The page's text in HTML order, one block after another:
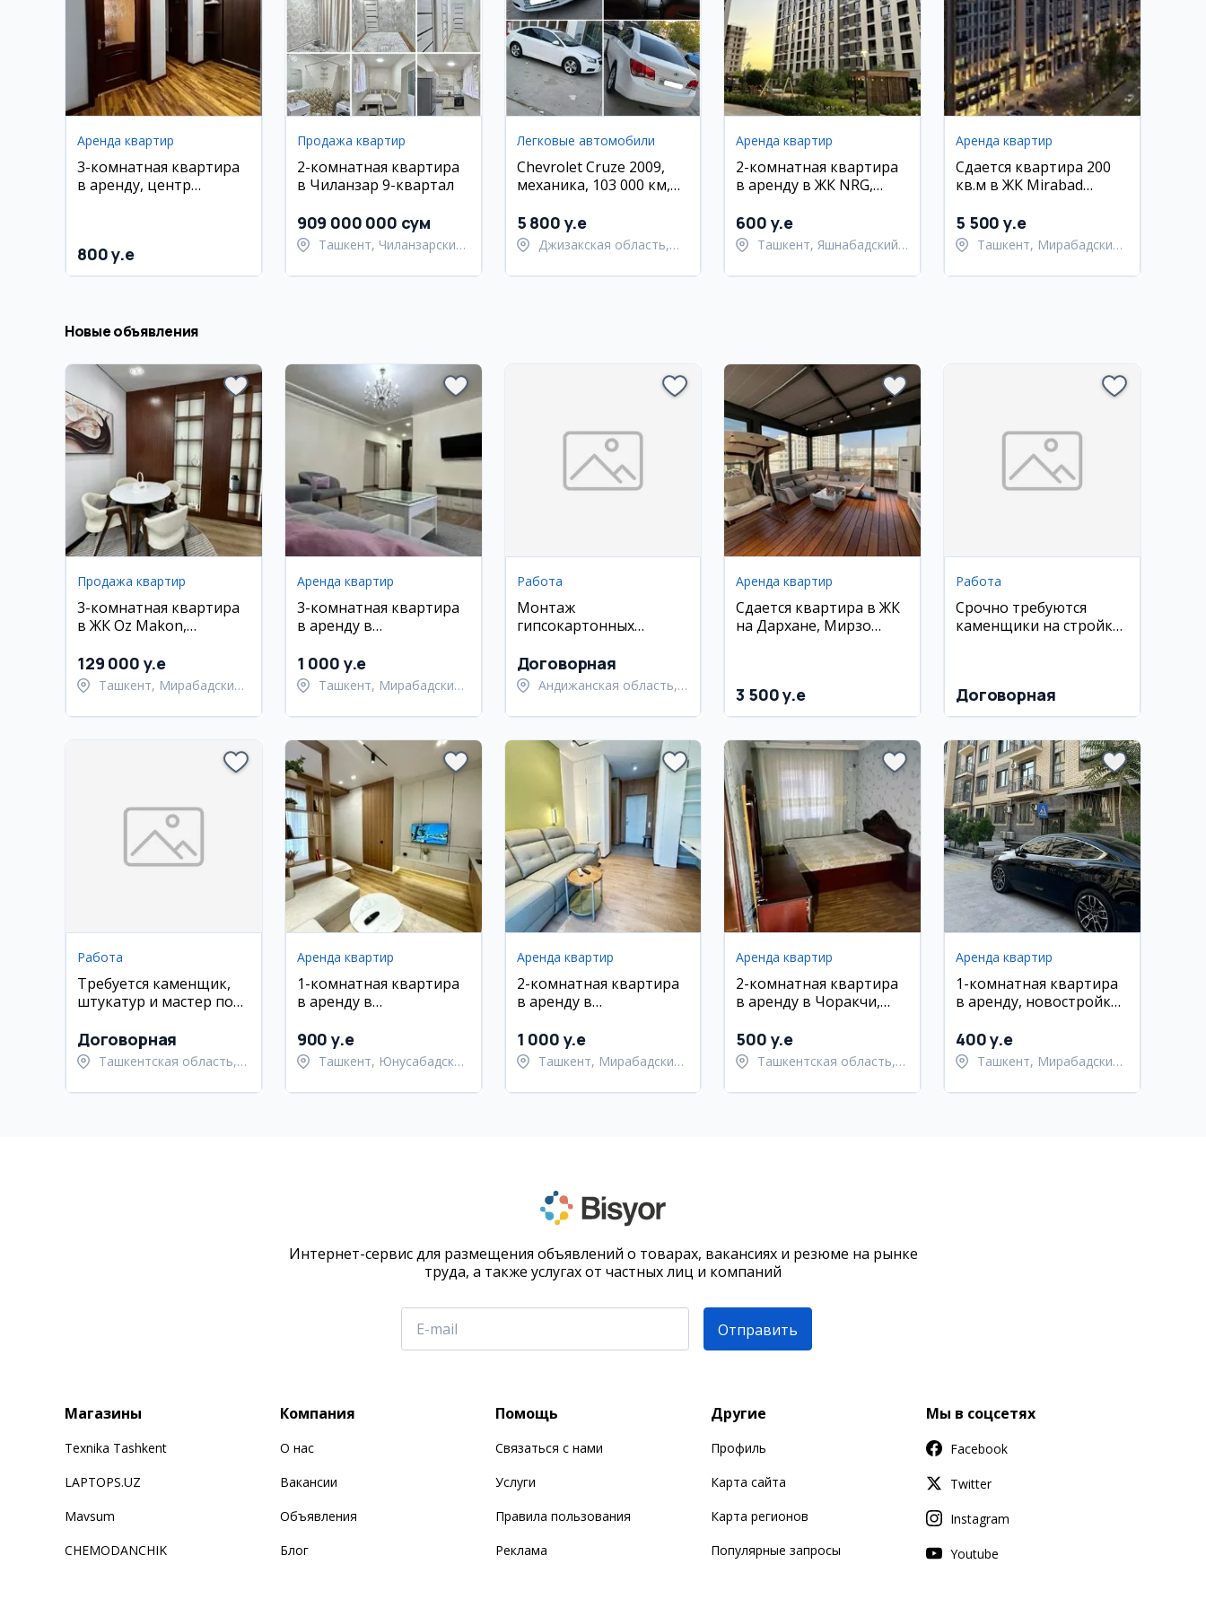
Аренда квартир
3-комнатная квартира
в аренду, центр
800 y.e
Продажа квартир
2-комнатная квартира
в Чиланзар 9-квартал
909 000 000 сум
Ташкент, Чиланзарский
Легковые автомобили
Chevrolet Cruze 2009,
механика, 103 000 км,
5 800 y.e
Джизакская область,
Аренда квартир
2-комнатная квартира
в аренду в ЖК NRG,
метро Олмос
600 y.e
Ташкент, Яшнабадский
Аренда квартир
Сдается квартира 200
кв.м в ЖК Mirabad
район
5 500 y.e
Ташкент, Мирабадский
Новые объявления
Продажа квартир
3-комнатная квартира
в ЖК Oz Makon,
129 000 y.e
Ташкент, Мирабадский
Аренда квартир
3-комнатная квартира
в аренду в
(ЦУМ)
1 000 y.e
Ташкент, Мирабадский
Работа
Монтаж
гипсокартонных
квартире
Договорная
Андижанская область,
Аренда квартир
Сдается квартира в ЖК
на Дархане, Мирзо
3 500 y.e
Работа
Срочно требуются
каменщики на стройку
Договорная
Работа
Требуется каменщик,
штукатур и мастер по
Договорная
Ташкентская область,
Аренда квартир
1-комнатная квартира
в аренду в
ЖК Imperial Club City, 30
м²
900 y.e
Ташкент, Юнусабадский
Аренда квартир
2-комнатная квартира
в аренду в
ЖК O’zmakon, 55 м²
1 000 y.e
Ташкент, Мирабадский
Аренда квартир
2-комнатная квартира
в аренду в Чоракчи,
500 y.e
Ташкентская область,
Аренда квартир
1-комнатная квартира
в аренду, новостройка,
ГАИ, евро-ремонт
400 y.e
Ташкент, Мирабадский
Интернет-сервис для размещения объявлений о товарах, вакансиях и резюме на рынке
труда, а также услугах от частных лиц и компаний
Отправить
Магазины
Texnika Tashkent
LAPTOPS.UZ
Mavsum
CHEMODANCHIK
Компания
О нас
Вакансии
Объявления
Блог
Помощь
Связаться с нами
Услуги
Правила пользования
Реклама
Другие
Профиль
Карта сайта
Карта регионов
Популярные запросы
Мы в соцсетях
Facebook
Twitter
Instagram
Youtube